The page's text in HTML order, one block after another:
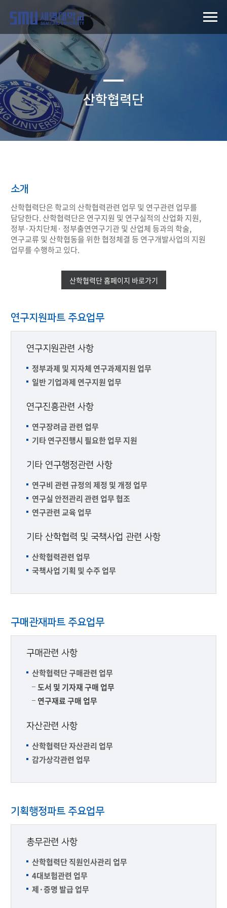
산학협력단
소개
산학협력단은 학교의 산학협력관련 업무 및 연구관련 업무를
담당한다. 산학협력단은 연구지원 및 연구실적의 산업화 지원,
정부·자치단체· 정부출연연구기관 및 산업체 등과의 학술,
연구교류 및 산학협동을 위한 협정체결 등 연구개발사업의 지원
업무를 수행하고 있다.
산학협력단 홈페이지 바로가기
연구지원파트 주요업무
연구지원관련 사항
정부과제 및 지자체 연구과제지원 업무
일반 기업과제 연구지원 업무
연구진흥관련 사항
연구장려금 관련 업무
기타 연구진행시 필요한 업무 지원
기타 연구행정관련 사항
연구비 관련 규정의 제정 및 개정 업무
연구실 안전관리 관련 업무 협조
연구관련 교육 업무
기타 산학협력 및 국책사업 관련 사항
산학협력관련 업무
국책사업 기획 및 수주 업무
구매관재파트 주요업무
구매관련 사항
산학협력단 구매관련 업무
도서 및 기자재 구매 업무
연구재료 구매 업무
자산관련 사항
산학협력단 자산관리 업무
감가상각관련 업무
기획행정파트 주요업무
총무관련 사항
산학협력단 직원인사관리 업무
4대보험관련 업무
제·증명 발급 업무